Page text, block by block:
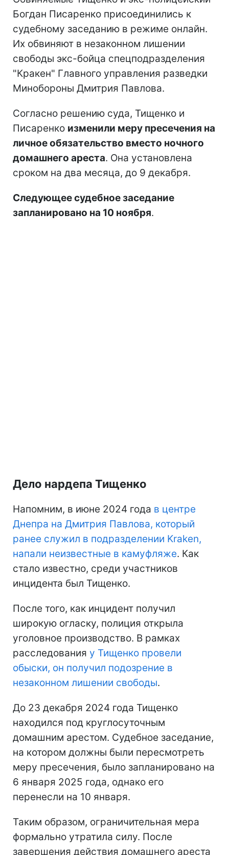
Богдан Писаренко присоединились к
судебному заседанию в режиме онлайн.
Их обвиняют в незаконном лишении
свободы экс-бойца спецподразделения
"Кракен" Главного управления разведки
Минобороны Дмитрия Павлова.
Согласно решению суда, Тищенко и
Писаренко изменили меру пресечения на
личное обязательство вместо ночного
домашнего ареста. Она установлена
сроком на два месяца, до 9 декабря.
Следующее судебное заседание
запланировано на 10 ноября.
Дело нардепа Тищенко
Напомним, в июне 2024 года в центре
Днепра на Дмитрия Павлова, который
ранее служил в подразделении Kraken,
напали неизвестные в камуфляже. Как
стало известно, среди участников
инцидента был Тищенко.
После того, как инцидент получил
широкую огласку, полиция открыла
уголовное производство. В рамках
расследования у Тищенко провели
обыски, он получил подозрение в
незаконном лишении свободы.
До 23 декабря 2024 года Тищенко
находился под круглосуточным
домашним арестом. Судебное заседание,
на котором должны были пересмотреть
меру пресечения, было запланировано на
6 января 2025 года, однако его
перенесли на 10 января.
Таким образом, ограничительная мера
формально утратила силу. После
завершения действия домашнего ареста